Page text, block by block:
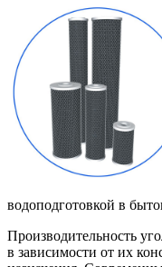
водоподготовкой в
Производительность
в зависимости от их